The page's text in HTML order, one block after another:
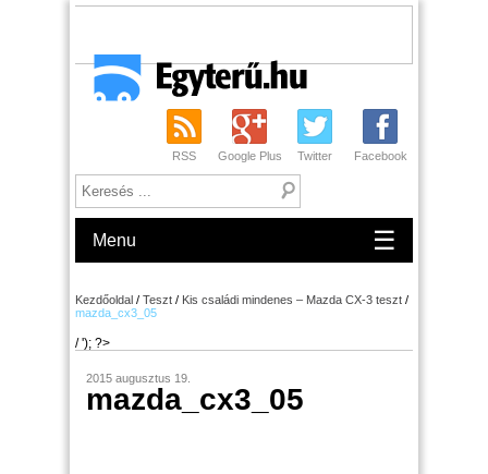
RSS Google Plus Twitter Facebook
Menu ☰
Kezdőoldal / Teszt / Kis családi mindenes – Mazda CX-3 teszt /
mazda_cx3_05
/ '); ?>
2015 augusztus 19.
mazda_cx3_05